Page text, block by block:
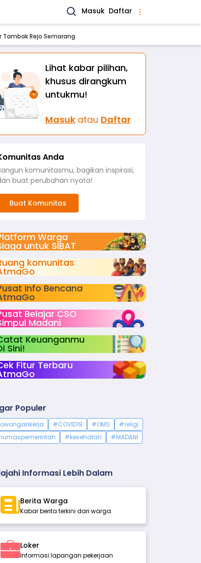
Masuk Daftar
Tambak Rejo Semarang
Lihat kabar pilihan,
khusus dirangkum
untukmu!
Masuk atau Daftar
Anda
komunitasmu, bagikan inspirasi,
buat perubahan nyata!
Buat Komunitas
Warga
untuk SIBAT
komunitas
Info Bencana
Belajar CSO
Madani
Keuanganmu
Sini!
Fitur Terbaru
Populer
#COVID19 #OMS
#religi
#kesehatan #MADANI
Informasi Lebih Dalam
Berita Warga
Kabar berita terkini dari warga
Loker
Informasi lapangan pekerjaan